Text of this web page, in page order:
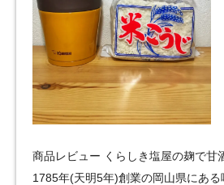
商品レビュー くらしき塩屋の麹で甘
1785年(天明5年)創業の岡山県にあ